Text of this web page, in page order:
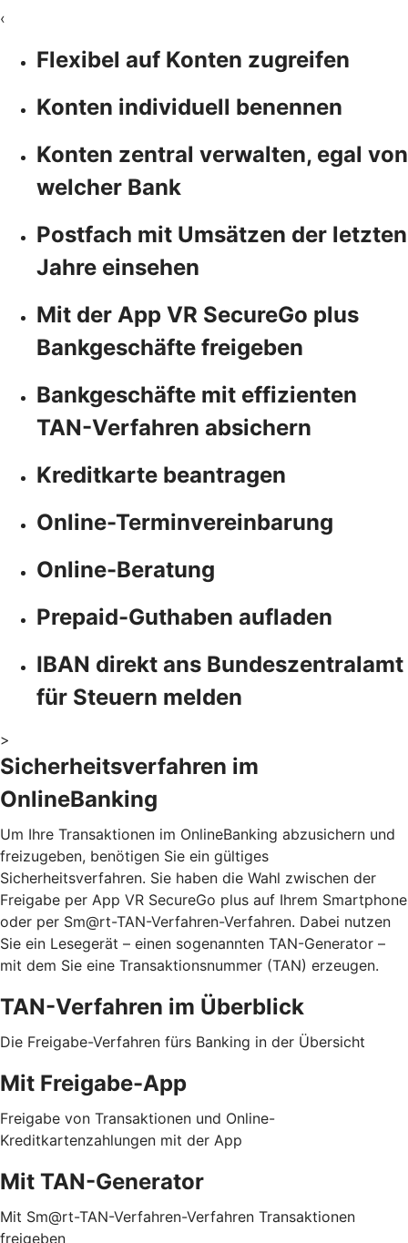
‹
Flexibel auf Konten zugreifen
Konten individuell benennen
Konten zentral verwalten, egal von
welcher Bank
Postfach mit Umsätzen der letzten
Jahre einsehen
Mit der App VR SecureGo plus
Bankgeschäfte freigeben
Bankgeschäfte mit effizienten
TAN-Verfahren absichern
Kreditkarte beantragen
Online-Terminvereinbarung
Online-Beratung
Prepaid-Guthaben aufladen
IBAN direkt ans Bundeszentralamt
für Steuern melden
>
Sicherheitsverfahren im
OnlineBanking
Um Ihre Transaktionen im OnlineBanking abzusichern und
freizugeben, benötigen Sie ein gültiges
Sicherheitsverfahren. Sie haben die Wahl zwischen der
Freigabe per App VR SecureGo plus auf Ihrem Smartphone
oder per Sm@rt-TAN-Verfahren-Verfahren. Dabei nutzen
Sie ein Lesegerät – einen sogenannten TAN-Generator –
mit dem Sie eine Transaktionsnummer (TAN) erzeugen.
TAN-Verfahren im Überblick
Die Freigabe-Verfahren fürs Banking in der Übersicht
Mit Freigabe-App
Freigabe von Transaktionen und Online-
Kreditkartenzahlungen mit der App
Mit TAN-Generator
Mit Sm@rt-TAN-Verfahren-Verfahren Transaktionen
freigeben